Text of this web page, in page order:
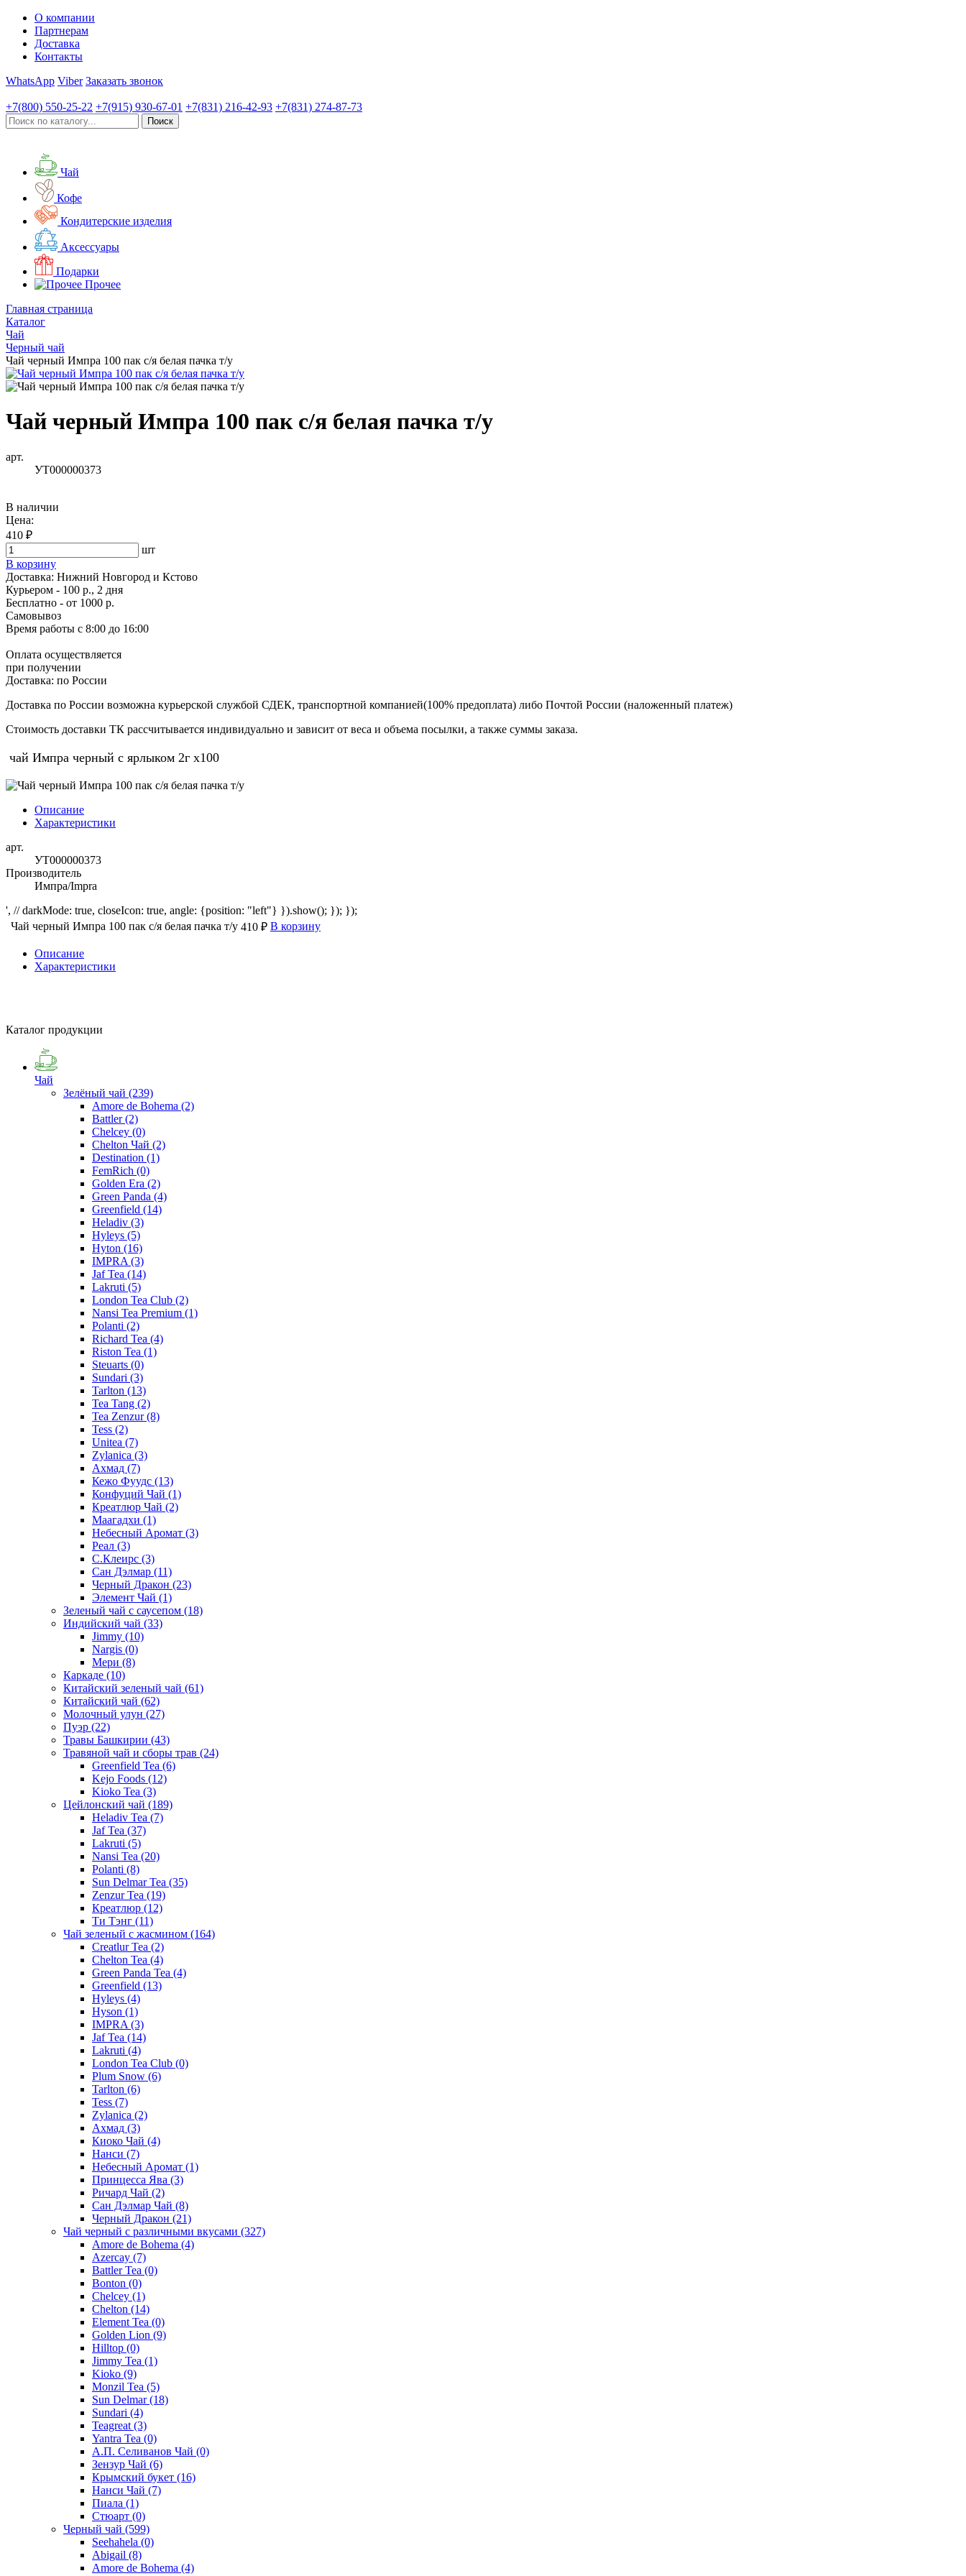
О компании
Партнерам
Доставка
Контакты
WhatsApp Viber Заказать звонок
+7(800) 550-25-22 +7(915) 930-67-01 +7(831) 216-42-93 +7(831) 274-87-73
Чай
Кофе
Кондитерские изделия
Аксессуары
Подарки
Прочее
Главная страница
Каталог
Чай
Черный чай
Чай черный Импра 100 пак с/я белая пачка т/у
Чай черный Импра 100 пак с/я белая пачка т/у
арт.
УТ000000373
В наличии
Цена:
410 ₽
шт
В корзину
Доставка: Нижний Новгород и Кстово
Курьером - 100 р., 2 дня
Бесплатно - от 1000 р.
Самовывоз
Время работы с 8:00 до 16:00
Оплата осуществляется
при получении
Доставка: по России
Доставка по России возможна курьерской службой СДЕК, транспортной компанией(100% предоплата) либо Почтой России (наложенный платеж)
Стоимость доставки ТК рассчитывается индивидуально и зависит от веса и объема посылки, а также суммы заказа.
чай Импра черный с ярлыком 2г х100
Описание
Характеристики
арт.
УТ000000373
Производитель
Импра/Impra
', // darkMode: true, closeIcon: true, angle: {position: "left"} }).show(); }); });
Чай черный Импра 100 пак с/я белая пачка т/у 410 ₽ В корзину
Описание
Характеристики
Каталог продукции
Чай
Зелёный чай (239)
Amore de Bohema (2)
Battler(2)
Chelcey (0)
Chelton Чай (2)
Destination (1)
FemRich (0)
Golden Era (2)
Green Panda (4)
Greenfield (14)
Heladiv (3)
Hyleys (5)
Hyton (16)
IMPRA (3)
Jaf Tea (14)
Lakruti (5)
London Tea Club (2)
Nansi Tea Premium (1)
Polanti (2)
Richard Tea (4)
Riston Tea (1)
Steuarts (0)
Sundari (3)
Tarlton (13)
Tea Tang (2)
Tea Zenzur(8)
Tess (2)
Unitea (7)
Zylanica (3)
Ахмад (7)
Кежо Фуудс (13)
Конфуций Чай (1)
Креатлюр Чай (2)
Маагадхи (1)
Небесный Аромат (3)
Реал (3)
С.Клеирс (3)
Сан Дэлмар (11)
Черный Дракон (23)
Элемент Чай (1)
Зеленый чай с саусепом (18)
Индийский чай (33)
Jimmy (10)
Nargis (0)
Мери (8)
Каркаде (10)
Китайский зеленый чай (61)
Китайский чай (62)
Молочный улун (27)
Пуэр (22)
Травы Башкирии (43)
Травяной чай и сборы трав (24)
Greenfield Tea (6)
Kejo Foods (12)
Kioko Tea (3)
Цейлонский чай (189)
Heladiv Tea (7)
Jaf Tea (37)
Lakruti (5)
Nansi Tea (20)
Polanti (8)
Sun Delmar Tea (35)
Zenzur Tea (19)
Креатлюр (12)
Ти Тэнг (11)
Чай зеленый с жасмином (164)
Creatlur Tea (2)
Chelton Tea (4)
Green Panda Tea (4)
Greenfield (13)
Hyleys (4)
Hyson (1)
IMPRA (3)
Jaf Tea (14)
Lakruti (4)
London Tea Club (0)
Plum Snow (6)
Tarlton (6)
Tess (7)
Zylanica (2)
Ахмад (3)
Киоко Чай (4)
Нанси (7)
Небесный Аромат (1)
Принцесса Ява (3)
Ричард Чай (2)
Сан Дэлмар Чай (8)
Черный Дракон (21)
Чай черный с различными вкусами (327)
Amore de Bohema (4)
Azercay (7)
Battler Tea (0)
Bonton (0)
Chelcey (1)
Chelton (14)
Element Tea (0)
Golden Lion (9)
Hilltop (0)
Jimmy Tea (1)
Kioko (9)
Monzil Tea (5)
Sun Delmar(18)
Sundari (4)
Teagreat (3)
Yantra Tea (0)
А.П. Селиванов Чай (0)
Зензур Чай (6)
Крымский букет (16)
Нанси Чай (7)
Пиала (1)
Стюарт (0)
Черный чай (599)
Seehahela (0)
Abigail (8)
Amore de Bohema (4)